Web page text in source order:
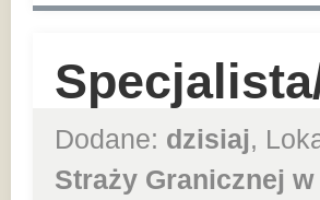
Dodane: dzisiaj,
Straży Granicznej w